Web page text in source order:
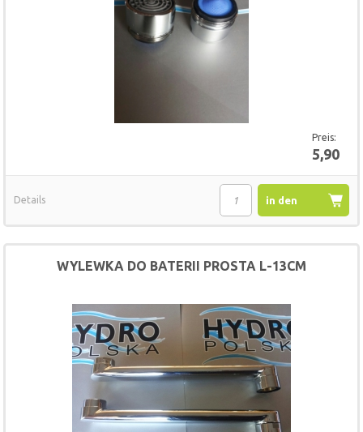
Preis:
5,90
in den
Details
WYLEWKA DO BATERII PROSTA L-13CM